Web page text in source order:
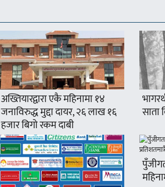
अख्तियारद्वारा एकै महिनामा १४
जनाविरुद्ध मुद्दा दायर, २६ लाख १६
हजार बिगो रकम दाबी
साता